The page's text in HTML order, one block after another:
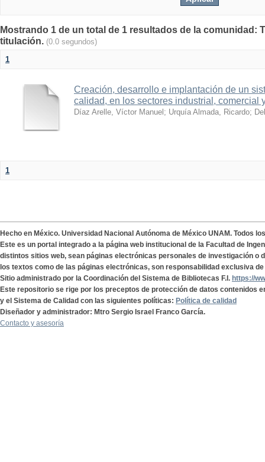
Mostrando 1 de un total de 1 resultados de la comunidad:
titulación. (0.0 segundos)
1
Creación, desarrollo e implantación de un
calidad, en los sectores industrial, comercial
Díaz Arelle, Víctor Manuel ; Urquía Almada, Ricardo;
1
Hecho en México. Universidad Nacional Autónoma de México UNAM. Todos
Este es un portal integrado a la página web institucional de la Facultad de
distintos sitios web, sean páginas electrónicas personales de investigación o
los textos como de las páginas electrónicas, son responsabilidad exclusiva
Sitio administrado por la Coordinación del Sistema de Bibliotecas F.I. https://
Este repositorio se rige por los preceptos de protección de datos contenidos
y el Sistema de Calidad con las siguientes políticas: Política de calidad
Diseñador y administrador: Mtro Sergio Israel Franco García.
Contacto y asesoría